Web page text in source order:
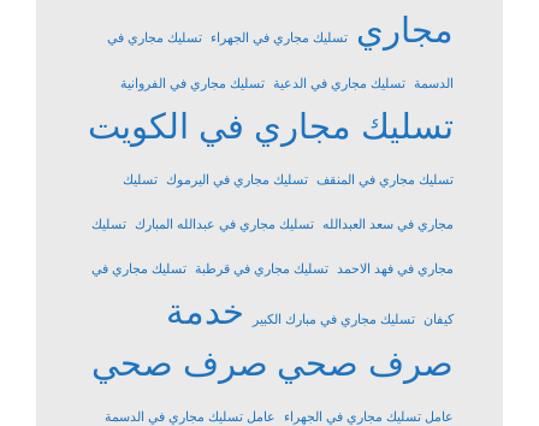
مجاري
تسليك مجاري في الجهراء تسليك مجاري في
الدسمة تسليك مجاري في الدعية تسليك مجاري في الفروانية
تسليك مجاري في الكويت
تسليك مجاري في المنقف تسليك مجاري في اليرموك تسليك
مجاري في سعد العبدالله تسليك مجاري في عبدالله المبارك تسليك
مجاري في فهد الاحمد تسليك مجاري في قرطبة تسليك مجاري في
كيفان تسليك مجاري في مبارك الكبير
خدمة
صرف صحي صرف صحي
عامل تسليك مجاري في الجهراء عامل تسليك مجاري في الدسمة